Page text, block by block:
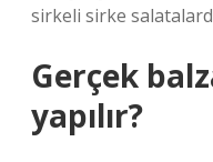
sirkeli sirke
Gerçek
yapılır?